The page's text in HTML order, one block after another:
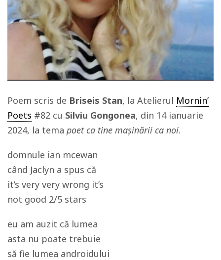
Poem scris de Briseis Stan, la Atelierul Mornin’
Poets #82 cu Silviu Gongonea, din 14 ianuarie
2024, la tema poet ca tine mașinării ca noi.
domnule ian mcewan
când Jaclyn a spus că
it’s very very wrong it’s
not good 2/5 stars
eu am auzit că lumea
asta nu poate trebuie
să fie lumea androidului